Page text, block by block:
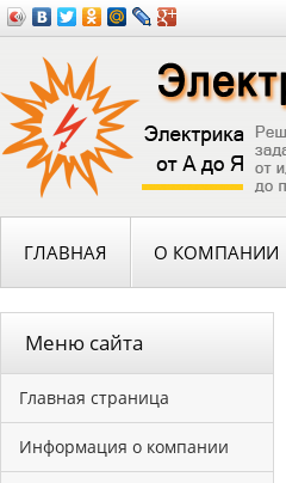
ГЛАВНАЯ О КОМПАНИИ
Меню сайта
Главная страница
Информация о компании